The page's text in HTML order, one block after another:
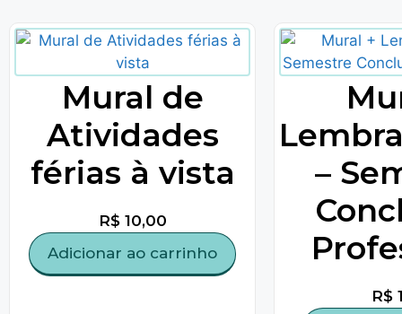
Mural de
Atividades
férias à vista
R$10,00
Adicionar ao carrinho
–
R$